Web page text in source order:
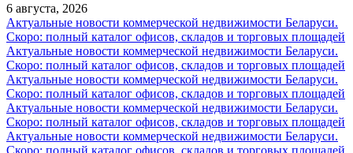
6 августа, 2026
Актуальные новости коммерческой недвижимости Беларуси.
Скоро: полный каталог офисов, складов и торговых площадей
Актуальные новости коммерческой недвижимости Беларуси.
Скоро: полный каталог офисов, складов и торговых площадей
Актуальные новости коммерческой недвижимости Беларуси.
Скоро: полный каталог офисов, складов и торговых площадей
Актуальные новости коммерческой недвижимости Беларуси.
Скоро: полный каталог офисов, складов и торговых площадей
Актуальные новости коммерческой недвижимости Беларуси.
Скоро: полный каталог офисов, складов и торговых площадей